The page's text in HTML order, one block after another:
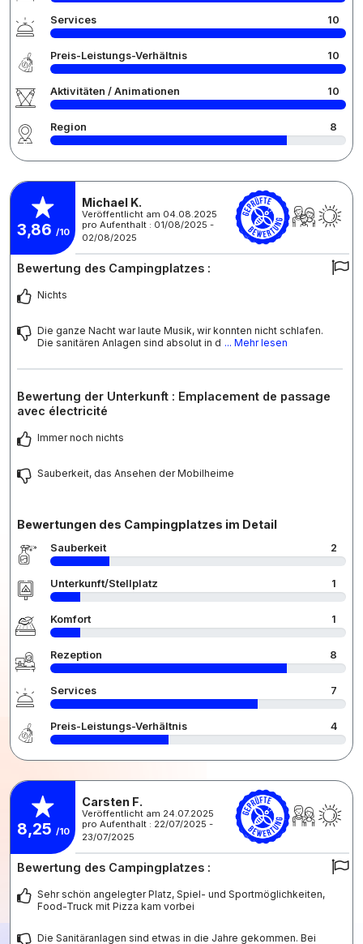
Services 10
Preis-Leistungs-Verhältnis 10
Aktivitäten / Animationen 10
Region 8
3,86 /10
Michael K.
Veröffentlicht am 04.08.2025
pro Aufenthalt : 01/08/2025 -
02/08/2025
Bewertung des Campingplatzes :
Nichts
Die ganze Nacht war laute Musik, wir konnten nicht schlafen.
Die sanitären Anlagen sind absolut in d ... Mehr lesen
Bewertung der Unterkunft : Emplacement de passage
avec électricité
Immer noch nichts
Sauberkeit, das Ansehen der Mobilheime
Bewertungen des Campingplatzes im Detail
Sauberkeit 2
Unterkunft/Stellplatz 1
Komfort 1
Rezeption 8
Services 7
Preis-Leistungs-Verhältnis 4
8,25 /10
Carsten F.
Veröffentlicht am 24.07.2025
pro Aufenthalt : 22/07/2025 -
23/07/2025
Bewertung des Campingplatzes :
Sehr schön angelegter Platz, Spiel- und Sportmöglichkeiten,
Food-Truck mit Pizza kam vorbei
Die Sanitäranlagen sind etwas in die Jahre gekommen. Bei